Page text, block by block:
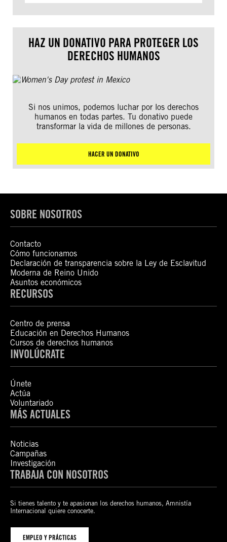
HAZ UN DONATIVO PARA PROTEGER LOS
DERECHOS HUMANOS
Si nos unimos, podemos luchar por los derechos
humanos en todas partes. Tu donativo puede
transformar la vida de millones de personas.
HACER UN DONATIVO
SOBRE NOSOTROS
Contacto
Cómo funcionamos
Declaración de transparencia sobre la Ley de Esclavitud
Moderna de Reino Unido
Asuntos económicos
RECURSOS
Centro de prensa
Educación en Derechos Humanos
Cursos de derechos humanos
INVOLÚCRATE
Únete
Actúa
Voluntariado
MÁS ACTUALES
Noticias
Campañas
Investigación
TRABAJA CON NOSOTROS
Si tienes talento y te apasionan los derechos humanos, Amnistía
Internacional quiere conocerte.
EMPLEO Y PRÁCTICAS